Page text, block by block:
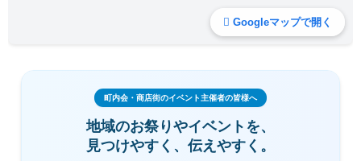
Googleマップで開く
町内会・商店街のイベント主催者の皆様へ
地域のお祭りやイベントを、
見つけやすく、伝えやすく。